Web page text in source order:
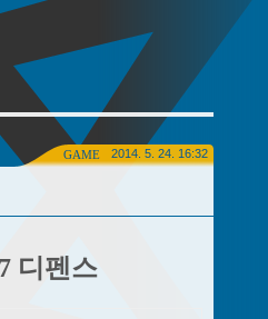
2014. 5. 24. 16:32
GAME
디펜스